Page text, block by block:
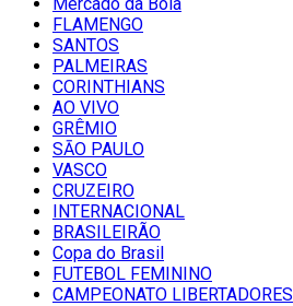
FLAMENGO
SANTOS
PALMEIRAS
CORINTHIANS
AO VIVO
GRÊMIO
SĀO PAULO
VASCO
CRUZEIRO
INTERNACIONAL
BRASILEIRÃO
Copa do Brasil
FUTEBOL FEMININO
CAMPEONATO LIBERTADORES